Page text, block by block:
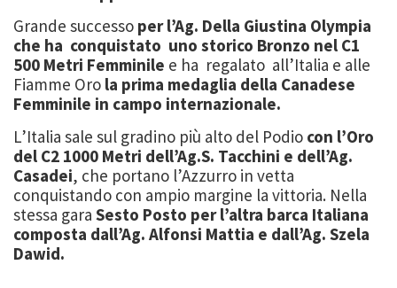
Grande successo per l’Ag. Della Giustina Olympia
che ha conquistato uno storico Bronzo nel C1
500 Metri Femminile e ha regalato all’Italia e alle
Fiamme Oro la prima medaglia della Canadese
Femminile in campo internazionale.
L’Italia sale sul gradino più alto del Podio con l’Oro
del C2 1000 Metri dell’Ag.S. Tacchini e dell’Ag.
Casadei, che portano l’Azzurro in vetta
conquistando con ampio margine la vittoria. Nella
stessa gara Sesto Posto per l’altra barca Italiana
composta dall’Ag. Alfonsi Mattia e dall’Ag. Szela
Dawid.